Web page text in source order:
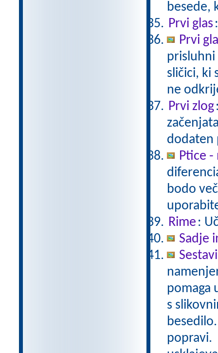
besede,
Prvi glas
Prvi
prisluhni
sličici, ki
ne
Prvi zlog
dodaten
Ptice
bodo
Rime :
Sadje
pomaga
s
popravi.